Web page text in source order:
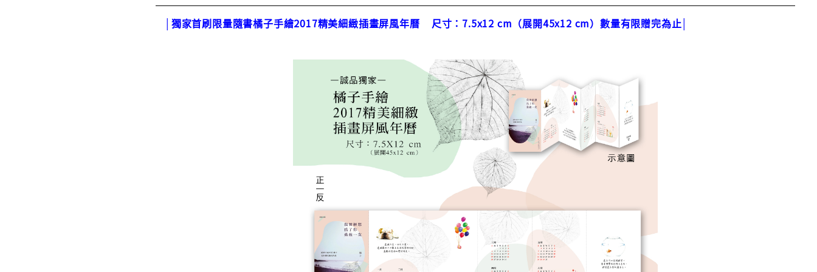
│獨家首刷限量隨書橘子手繪2017精美細緻插畫屏風年曆 尺寸：7.5x12 cm（展開45x12 cm）數量有限贈完為止│